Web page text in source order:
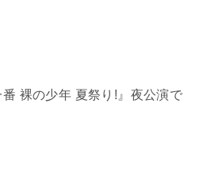
裸の少年 夏祭り!』夜公演で